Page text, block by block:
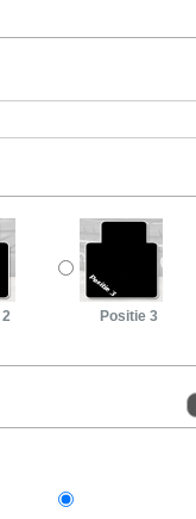
Positie 3